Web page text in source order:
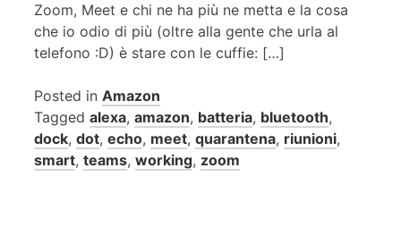
Zoom, Meet e chi ne ha più ne metta e la cosa
che io odio di più (oltre alla gente che urla al
telefono :D) è stare con le cuffie: […]
Posted in Amazon
Tagged alexa, amazon, batteria, bluetooth,
dock, dot, echo, meet, quarantena, riunioni,
smart, teams, working, zoom